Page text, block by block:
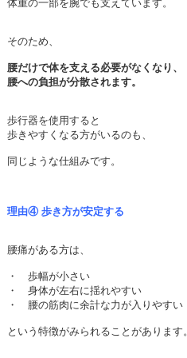
体重の一部を腕でも支えています。
そのため、
腰だけで体を支える必要がなくなり、
腰への負担が分散されます。
歩行器を使用すると
歩きやすくなる方がいるのも、
同じような仕組みです。
理由④ 歩き方が安定する
腰痛がある方は、
・ 歩幅が小さい
・ 身体が左右に揺れやすい
・ 腰の筋肉に余計な力が入りやすい
という特徴がみられることがあります